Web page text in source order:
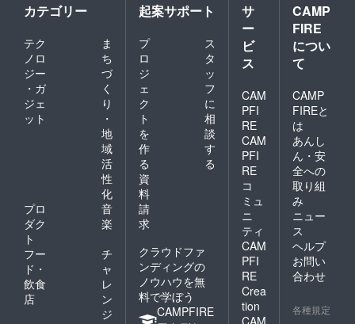
カテゴリー
テク
ノロ
ジー
・ガ
ジェ
ット
ま
ち
づ
く
り
・
地
域
活
性
化
プロ
ダク
ト
音
楽
フー
ド・
飲食
店
チ
ャ
レ
ン
ジ
起案サポート
プ
ロ
ジ
ェ
ク
ト
を
作
る
ス
タ
ッ
フ
に
相
談
す
る
資
料
請
求
クラウドファ
ンディングの
ノウハウを無
料で学ぼう
CAMPFIRE
サ
ー
ビ
ス
CAM
PFI
RE
CAM
PFI
RE
コ
ミュ
ニ
ティ
CAM
PFI
RE
Crea
tion
CAM
CAMP
FIRE
につい
て
CAMP
FIREと
は
あんし
ん・安
全への
取り組
み
ニュー
ス
ヘルプ
お問い
合わせ
各種規定